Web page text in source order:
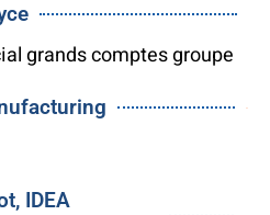
grands comptes groupe
IDEA